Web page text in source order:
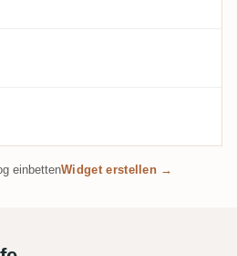
einbettenWidget erstellen →